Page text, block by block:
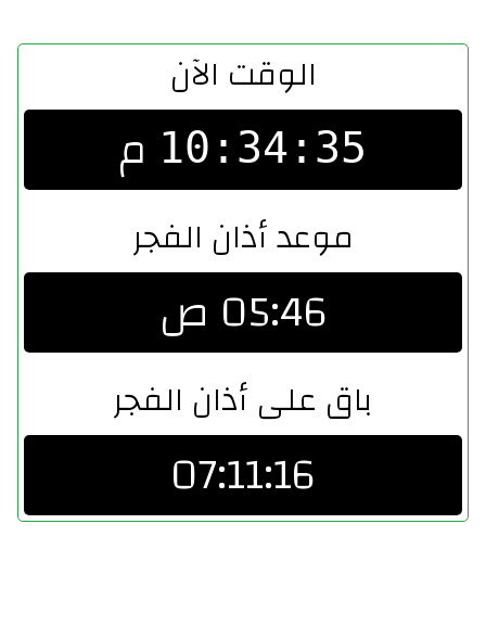
الوقت الآن
10:34:36 م
موعد أذان الفجر
05:46 ص
باق على أذان الفجر
07:11:16